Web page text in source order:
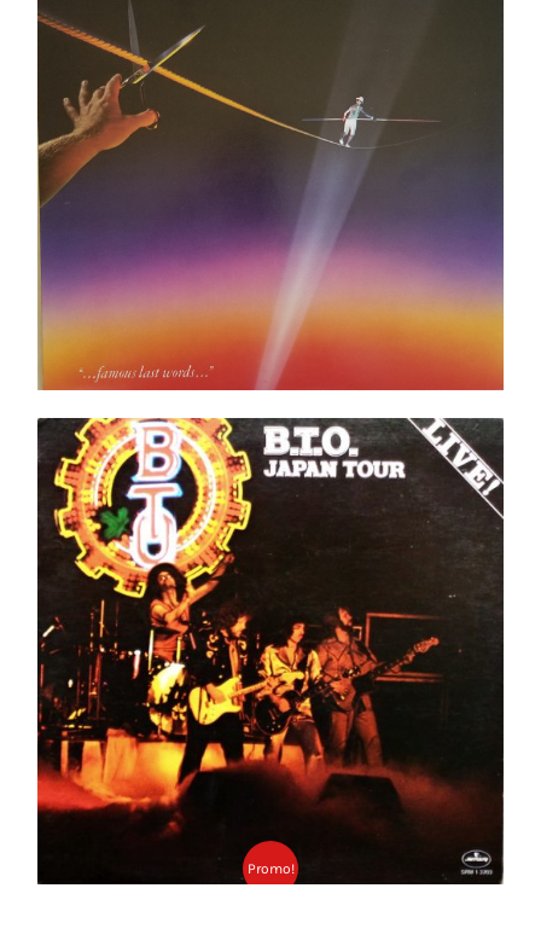
Ajouter au panier
Promo!
B.T.O. Japan Tour LP
Ajouter au panier